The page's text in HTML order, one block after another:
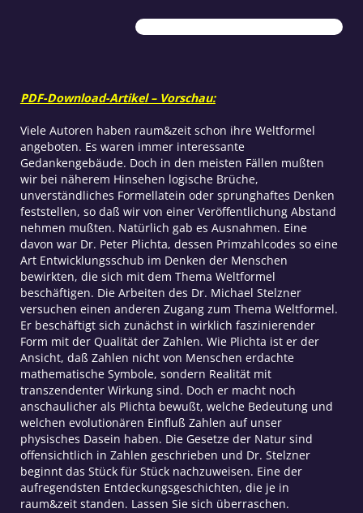
die
Qualität
1
PDF-Download-Artikel – Vorschau:
Viele Autoren haben raum&zeit schon ihre Weltformel
angeboten. Es waren immer interessante
Gedankengebäude. Doch in den meisten Fällen mußten
wir bei näherem Hinsehen logische Brüche,
unverständliches Formellatein oder sprunghaftes Denken
feststellen, so daß wir von einer Veröffentlichung Abstand
nehmen mußten. Natürlich gab es Ausnahmen. Eine
davon war Dr. Peter Plichta, dessen Primzahlcodes so eine
Art Entwicklungsschub im Denken der Menschen
bewirkten, die sich mit dem Thema Weltformel
beschäftigen. Die Arbeiten des Dr. Michael Stelzner
versuchen einen anderen Zugang zum Thema Weltformel.
Er beschäftigt sich zunächst in wirklich faszinierender
Form mit der Qualität der Zahlen. Wie Plichta ist er der
Ansicht, daß Zahlen nicht von Menschen erdachte
mathematische Symbole, sondern Realität mit
transzendenter Wirkung sind. Doch er macht noch
anschaulicher als Plichta bewußt, welche Bedeutung und
welchen evolutionären Einfluß Zahlen auf unser
physisches Dasein haben. Die Gesetze der Natur sind
offensichtlich in Zahlen geschrieben und Dr. Stelzner
beginnt das Stück für Stück nachzuweisen. Eine der
aufregendsten Entdeckungsgeschichten, die je in
raum&zeit standen. Lassen Sie sich überraschen.